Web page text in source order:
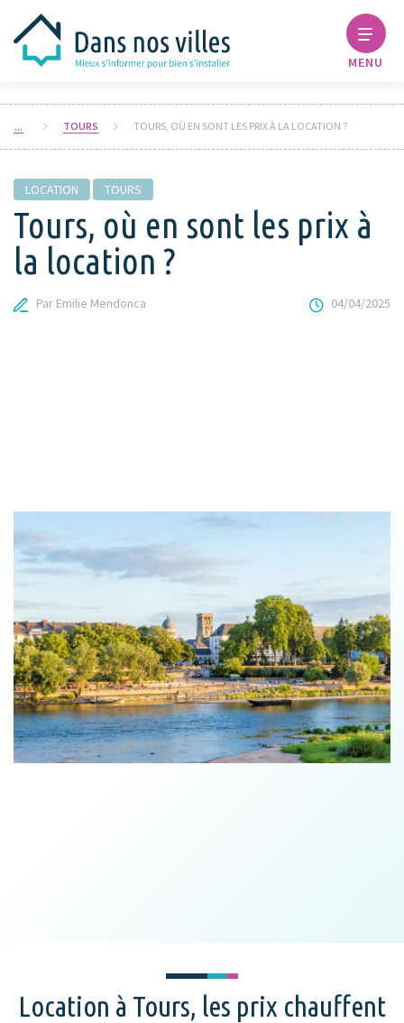
MENU
TOURS TOURS, OÙ EN SONT LES PRIX À LA LOCATION ?
LOCATION TOURS
Tours, où en sont les prix à
la location ?
Par Emilie Mendonca 04/04/2025
Location à Tours, les prix chauffent